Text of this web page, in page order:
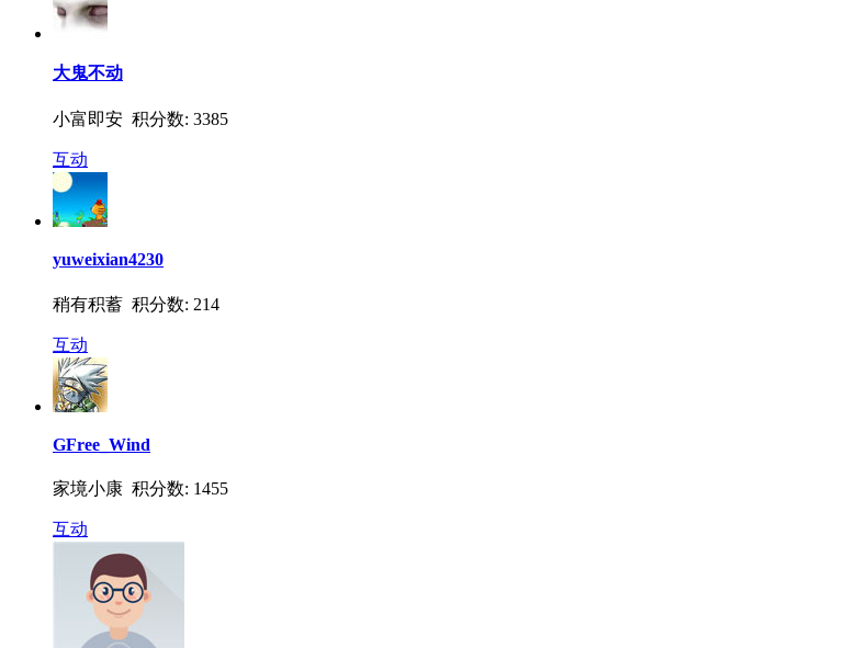
大鬼不动
小富即安 积分数: 3385
互动
yuweixian4230
稍有积蓄 积分数: 214
互动
GFree_Wind
家境小康 积分数: 1455
互动